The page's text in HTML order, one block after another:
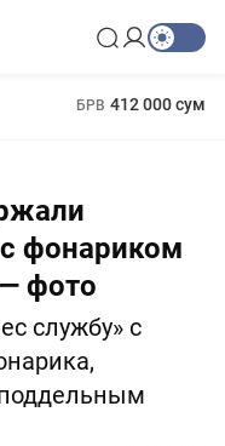
БРВ 412 000 сум
фонариком
фото
службу» с